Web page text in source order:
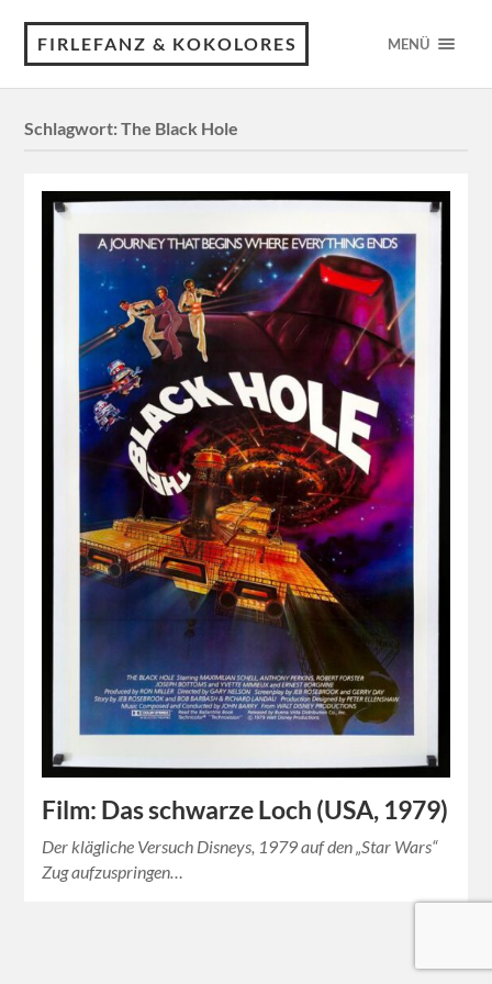
FIRLEFANZ & KOKOLORES MENÜ
Schlagwort:The Black Hole
Film: Das schwarze Loch (USA, 1979)
Der klägliche Versuch Disneys, 1979 auf den „Star Wars“
Zug aufzuspringen…